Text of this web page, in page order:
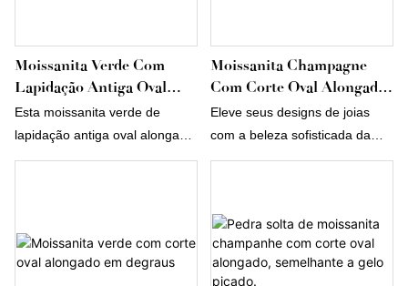
finas sob medida.
para anéis, pingentes e joias
finas sob medida.
Moissanita Verde Com
Lapidação Antiga Oval
Alongada
Esta moissanita verde de
lapidação antiga oval alongada
apresenta uma silhueta
suaves nuances azul-
esverdeadas. Suas proporções
Moissanita Champagne
Com Corte Oval Alongado
Em Degraus
Eleve seus designs de joias
com a beleza sofisticada da
nossa Moissanita Champagne
silhueta oval alongada graciosa
e facetas em degraus de corte
preciso, esta gema combina